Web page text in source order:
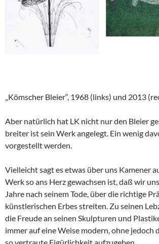
„Kömscher Bleier“, 1968 (links) und 2013
Aber natürlich hat LK nicht nur den Bleier
breiter ist sein Werk angelegt. Ein wenig
vorgestellt werden.
Vielleicht sagt es etwas über uns Kamener
Werk so ans Herz gewachsen ist, daß wir
Jahre nach seinem Tode, über die richtige
künstlerischen Erbes streiten. Zu seinen
die Freude an seinen Skulpturen und
immer auf eine Weise modern, ohne jedoch